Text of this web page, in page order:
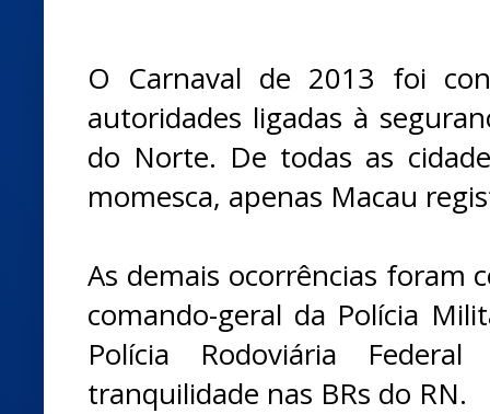
O Carnaval de 2013 foi
autoridades ligadas à
do Norte. De todas as
momesca, apenas Macau
As demais ocorrências foram
comando-geral da Polícia
Polícia Rodoviária
tranquilidade nas BRs do RN.